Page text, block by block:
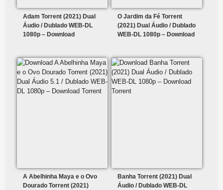
Adam Torrent (2021) Dual
Áudio / Dublado WEB-DL
1080p – Download
O Jardim da Fé Torrent
(2021) Dual Áudio / Dublado
WEB-DL 1080p – Download
A Abelhinha Maya e o Ovo
Dourado Torrent (2021)
Banha Torrent (2021) Dual
Áudio / Dublado WEB-DL